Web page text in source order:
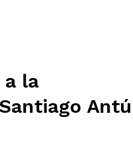
a la
Santiago